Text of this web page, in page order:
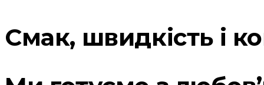
Смак, швидкість і